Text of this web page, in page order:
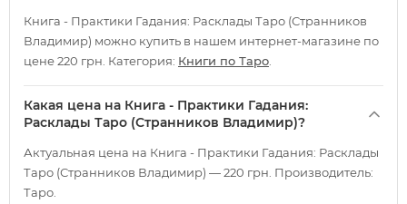
Книга - Практики Гадания: Расклады Таро (Странников
Владимир) можно купить в нашем интернет-магазине по
цене 220 грн. Категория: Книги по Таро
Какая цена на Книга - Практики Гадания:
Расклады Таро (Странников Владимир)?
Актуальная цена на Книга - Практики Гадания: Расклады
Таро (Странников Владимир) — 220 грн. Производитель:
Таро.